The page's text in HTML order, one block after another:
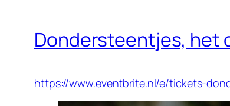
Dondersteentjes, het
https://www.eventbrite.nl/e/tickets-